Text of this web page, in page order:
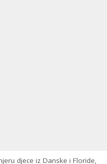
djece iz Danske i Floride,